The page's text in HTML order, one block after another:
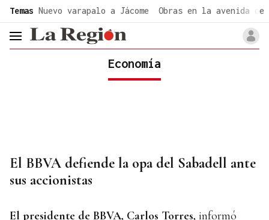
Temas Nuevo varapalo a Jácome Obras en la avenida de
header.menu.open
Economía
El BBVA defiende la opa del Sabadell ante
sus accionistas
El presidente de BBVA, Carlos Torres, informó